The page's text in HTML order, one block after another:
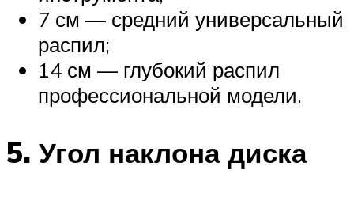
7 см — средний универсальный
распил;
14 см — глубокий распил
профессиональной модели.
5. Угол наклона диска